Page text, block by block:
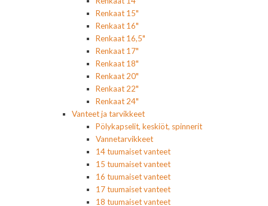
Renkaat 15"
Renkaat 16"
Renkaat 16,5"
Renkaat 17"
Renkaat 18"
Renkaat 20"
Renkaat 22"
Renkaat 24"
Vanteet ja tarvikkeet
Pölykapselit, keskiöt, spinnerit
Vannetarvikkeet
14 tuumaiset vanteet
15 tuumaiset vanteet
16 tuumaiset vanteet
17 tuumaiset vanteet
18 tuumaiset vanteet